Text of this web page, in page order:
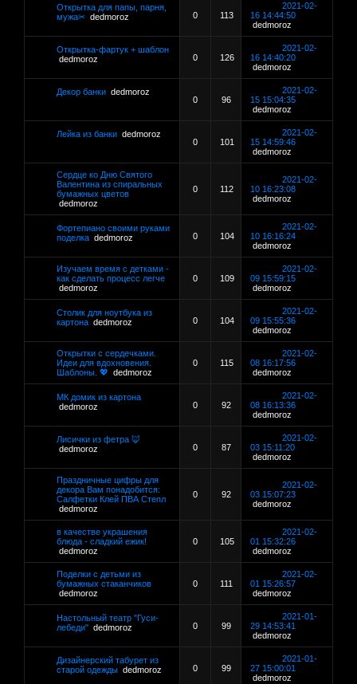
Открытка для папы, парня,
мужа✂ dedmoroz 0 113
2021-02-
16 14:44:50
dedmoroz
Открытка-фартук + шаблон
dedmoroz
0 126
2021-02-
16 14:40:20
dedmoroz
Декор банки dedmoroz
0
96
2021-02-
15 15:04:35
dedmoroz
Лейка из банки dedmoroz
0
101
2021-02-
15 14:59:46
dedmoroz
Сердце ко Дню Святого
Валентина из спиральных
бумажных цветов
dedmoroz
0 112
2021-02-
10 16:23:08
dedmoroz
Фортепиано своими руками
поделка dedmoroz 0 104
2021-02-
10 16:16:24
dedmoroz
Изучаем время с детками -
как сделать процесс легче
dedmoroz
0 109
2021-02-
09 15:59:15
dedmoroz
Столик для ноутбука из
картона dedmoroz 0 104
2021-02-
09 15:55:36
dedmoroz
Открытки с сердечками.
Идеи для вдохновения.
Шаблоны. 💖 dedmoroz
0 115
2021-02-
08 16:17:56
dedmoroz
МК домик из картона
dedmoroz
0 92
2021-02-
08 16:13:36
dedmoroz
Лисички из фетра 🦊
dedmoroz
0 87
2021-02-
03 15:11:20
dedmoroz
Праздничные цифры для
декора Вам понадобится:
Салфетки Клей ПВА Степл
dedmoroz
0 92
2021-02-
03 15:07:23
dedmoroz
в качестве украшения
блюда - сладкий ежик!
dedmoroz
0 105
2021-02-
01 15:32:26
dedmoroz
Поделки с детьми из
бумажных стаканчиков
dedmoroz
0 111
2021-02-
01 15:26:57
dedmoroz
Настольный театр "Гуси-
лебеди" dedmoroz 0 99
2021-01-
29 14:53:41
dedmoroz
Дизайнерcкий тaбурeт из
стapой одежды dedmoroz 0 99
2021-01-
27 15:00:01
dedmoroz